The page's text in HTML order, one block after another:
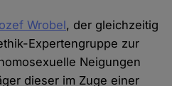
Wrobel, der gleichzeitig
Expertengruppe zur
Neigungen
dieser im Zuge einer